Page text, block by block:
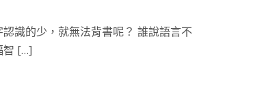
識的少，就無法背書呢？ 誰說語言不
智 […]